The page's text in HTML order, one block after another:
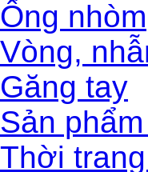
Ống nhòm
Vòng,
Găng tay
Sản
Thời